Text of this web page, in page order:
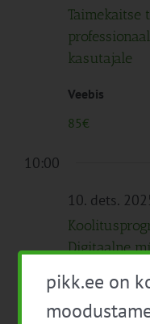
Taimekaitse
kasutajale
Veebis
85€
10:00
10. dets.
Digitaalne
Veebis
pikk.ee on